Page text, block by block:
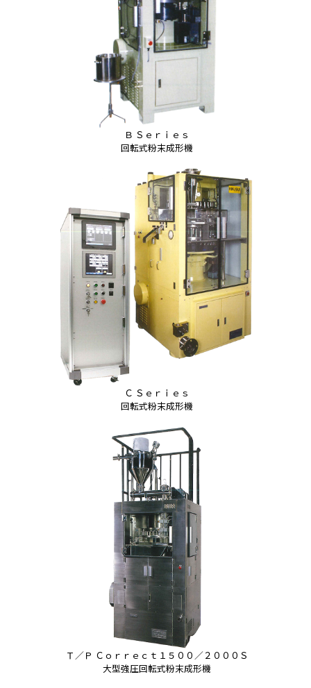
Ｂ Ｓｅｒｉｅｓ
回転式粉末成形機
Ｃ Ｓｅｒｉｅｓ
回転式粉末成形機
Ｔ／Ｐ Ｃｏｒｒｅｃｔ１５００／２０００Ｓ
大型強圧回転式粉末成形機